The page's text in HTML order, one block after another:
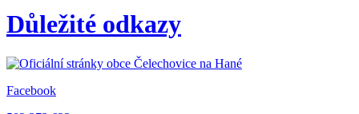
Důležité odkazy
Facebook